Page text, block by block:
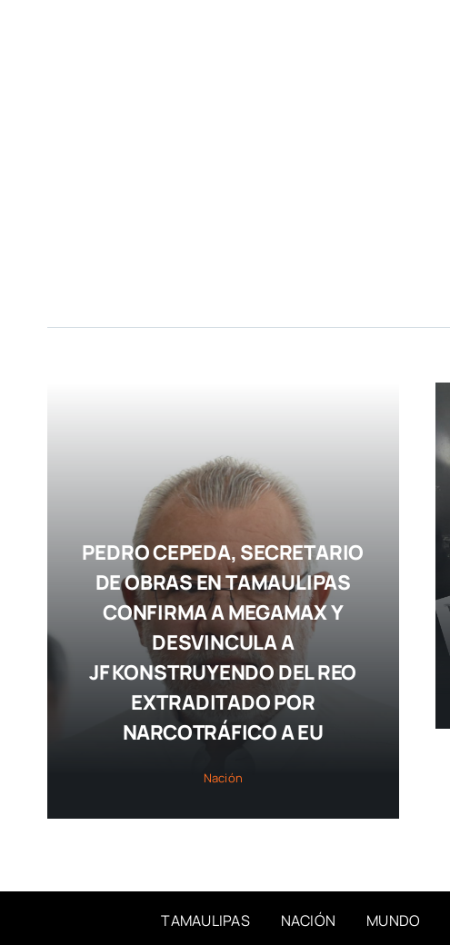
PEDRO CEPEDA, SECRETARIO
DE OBRAS EN TAMAULIPAS
CONFIRMA A MEGAMAX Y
DESVINCULA A
JF KONSTRUYENDO DEL REO
EXTRADITADO POR
NARCOTRÁFICO A EU
Nación
TAMAULIPAS NACIÓN MUNDO